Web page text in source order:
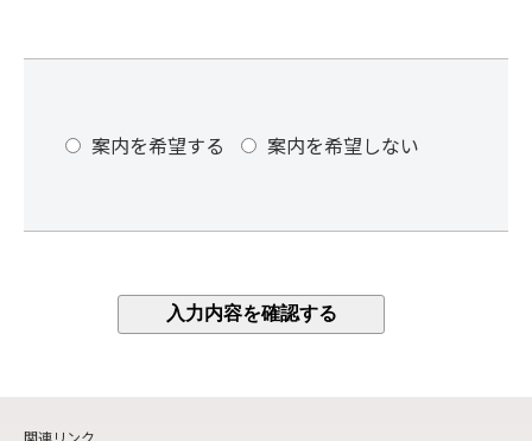
案内を希望する 案内を希望しない
関連リンク